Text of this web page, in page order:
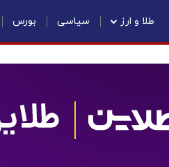
طلا و ارز سیاسی بورس